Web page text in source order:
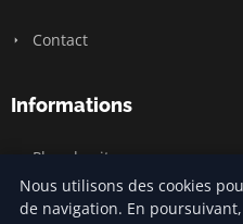
Contact
Informations
Plan du site
Nous utilisons des cookies
de navigation. En